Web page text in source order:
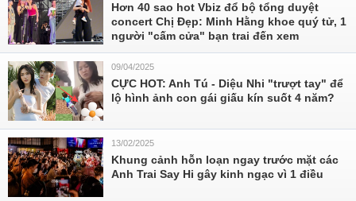
Hơn 40 sao hot Vbiz đổ bộ tổng duyệt
concert Chị Đẹp: Minh Hằng khoe quý tử, 1
người "cấm cửa" bạn trai đến xem
09/04/2025
CỰC HOT: Anh Tú - Diệu Nhi "trượt tay" để
lộ hình ảnh con gái giấu kín suốt 4 năm?
13/02/2025
Khung cảnh hỗn loạn ngay trước mặt các
Anh Trai Say Hi gây kinh ngạc vì 1 điều